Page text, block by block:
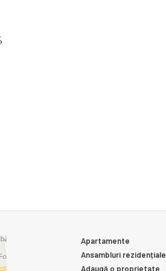
Apartamente
Ansambluri rezidențiale
Adaugă o proprietate